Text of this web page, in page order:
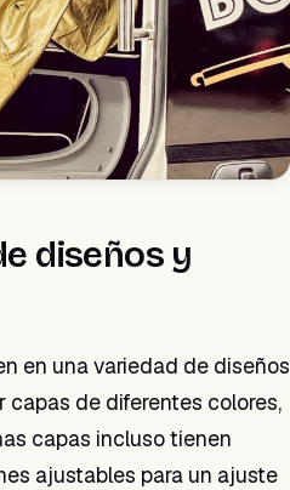
diseños y
en una variedad de diseños
capas de diferentes colores,
capas incluso tienen
ajustables para un ajuste